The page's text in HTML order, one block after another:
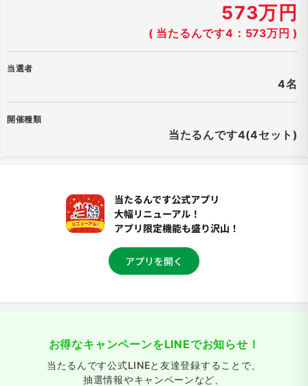
573万円
( 当たるんです4：573万円 )
当選者
4名
開催種類
当たるんです4(4セット)
お得なキャンペーンをLINEでお知らせ！
当たるんです公式LINEと友達登録することで、
抽選情報やキャンペーンなど、